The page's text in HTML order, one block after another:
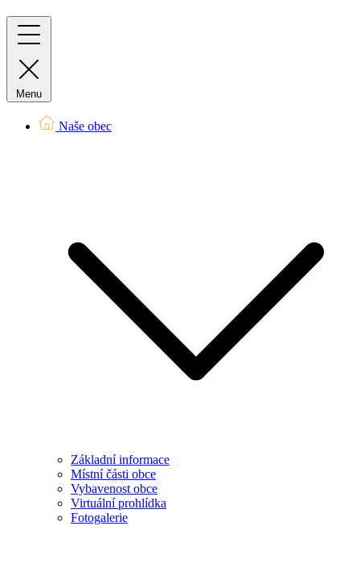
Menu
Naše obec
Základní informace
Místní části obce
Vybavenost obce
Virtuální prohlídka
Fotogalerie